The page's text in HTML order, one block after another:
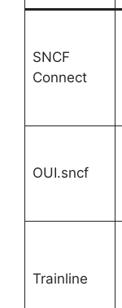
SNCF
Connect
OUI.sncf
Trainline